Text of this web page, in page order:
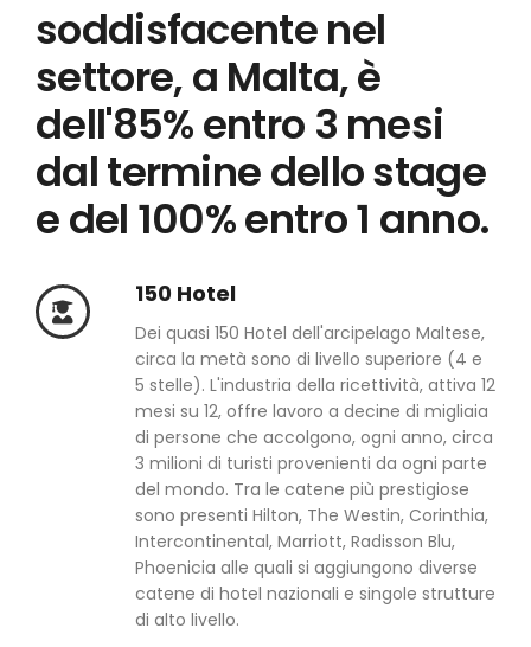
soddisfacente nel
settore, a Malta, è
dell'85% entro 3 mesi
dal termine dello stage
e del 100% entro 1 anno.
150 Hotel
Dei quasi 150 Hotel dell'arcipelago Maltese,
circa la metà sono di livello superiore (4 e
5 stelle). L'industria della ricettività, attiva 12
mesi su 12, offre lavoro a decine di migliaia
di persone che accolgono, ogni anno, circa
3 milioni di turisti provenienti da ogni parte
del mondo. Tra le catene più prestigiose
sono presenti Hilton, The Westin, Corinthia,
Intercontinental, Marriott, Radisson Blu,
Phoenicia alle quali si aggiungono diverse
catene di hotel nazionali e singole strutture
di alto livello.